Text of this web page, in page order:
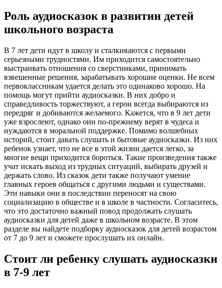
Роль аудиосказок в развитии детей
школьного возраста
В 7 лет дети идут в школу и сталкиваются с первыми
серьезными трудностями. Им приходится самостоятельно
выстраивать отношения со сверстниками, принимать
взвешенные решения, зарабатывать хорошие оценки. Не всем
первоклассникам удается делать это одинаково хорошо. На
помощь могут прийти аудиосказки. В них добро и
справедливость торжествуют, а герои всегда выбираются из
передряг и добиваются желаемого. Кажется, что в 9 лет дети
уже взрослеют, однако они по-прежнему верят в чудеса и
нуждаются в моральной поддержке. Помимо волшебных
историй, стоит давать слушать и бытовые аудиосказки. Из них
ребенок узнает, что не все в этой жизни дается легко, за
многие вещи приходится бороться. Такие произведения также
учат искать выход из трудных ситуаций, выбирать друзей и
держать слово. Из сказок дети также получают умение
главных героев общаться с другими людьми и существами.
Эти навыки они в последствии переносят на свою
социализацию в обществе и в школе в частности. Согласитесь,
что это достаточно важный повод продолжать слушать
аудиосказки для детей даже в школьном возрасте. В этом
разделе вы найдете подборку аудиосказок для детей возрастом
от 7 до 9 лет и сможете прослушать их онлайн.
Стоит ли ребенку слушать аудиосказки
в 7-9 лет